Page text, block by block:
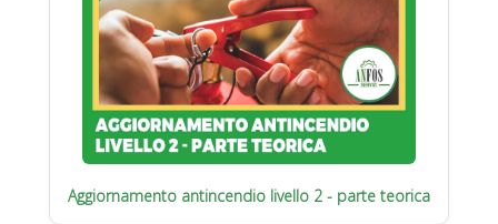
Aggiornamento antincendio livello 2 - parte teorica